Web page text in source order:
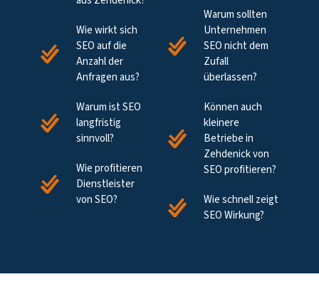
Wie wirkt sich
SEO auf die
Anzahl der
Anfragen aus?
Warum ist SEO
langfristig
sinnvoll?
Wie profitieren
Dienstleister
von SEO?
Warum sollten
Unternehmen
SEO nicht dem
Zufall
überlassen?
Können auch
kleinere
Betriebe in
Zehdenick von
SEO profitieren?
Wie schnell zeigt
SEO Wirkung?